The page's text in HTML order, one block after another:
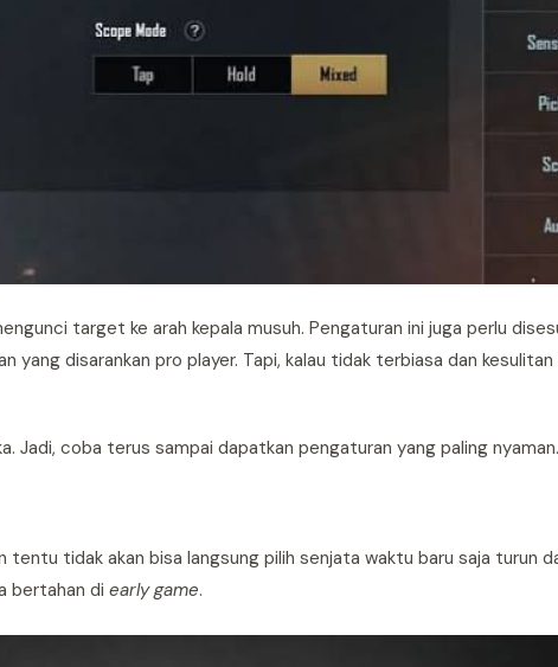
target ke arah kepala musuh. Pengaturan ini juga perlu
yang disarankan pro player. Tapi, kalau tidak terbiasa dan
Jadi, coba terus sampai dapatkan pengaturan yang paling nyaman.
tentu tidak akan bisa langsung pilih senjata waktu baru saja turun
bertahan di early game.